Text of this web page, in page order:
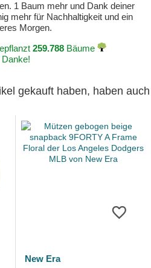
1 Baum mehr und Dank deiner
mehr für Nachhaltigkeit und ein
Morgen.
259.788Bäume
Danke!
gekauft haben, haben auch
New Era